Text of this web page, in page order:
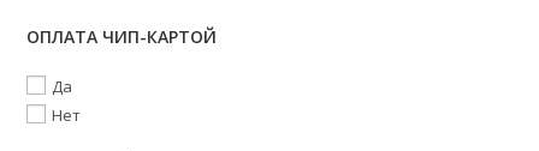
ОПЛАТА ЧИП-КАРТОЙ
Да
Нет